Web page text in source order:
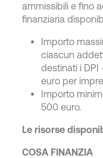
ammissibili e fino
finanziaria
Importo
ciascun
destinati i DPI
euro per
Importo
500 euro.
Le risorse
COSA FINANZIA